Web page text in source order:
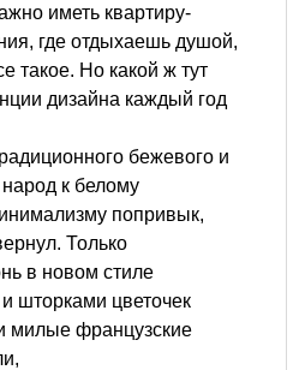
иметь квартиру-
где отдыхаешь душой,
такое. Но какой ж тут
дизайна каждый год
бежевого и
к белому
попривык,
Только
в новом стиле
шторками цветочек
милые французские